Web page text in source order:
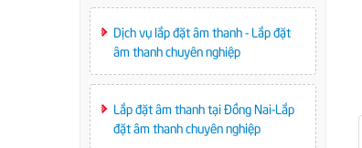
Dịch vụ lắp đặt âm thanh - Lắp đặt
âm thanh chuyên nghiệp
Lắp đặt âm thanh tại Đồng Nai-Lắp
đặt âm thanh chuyên nghiệp